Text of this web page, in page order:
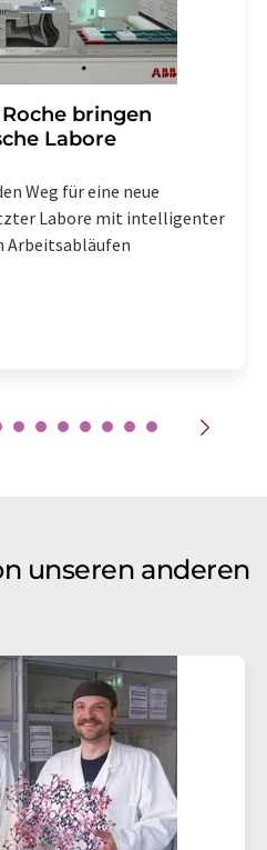
bringen
Labore
Weg für eine neue
Labore mit intelligenter
Arbeitsabläufen
unseren anderen